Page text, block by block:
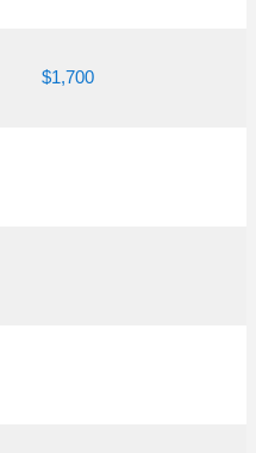
$1,700